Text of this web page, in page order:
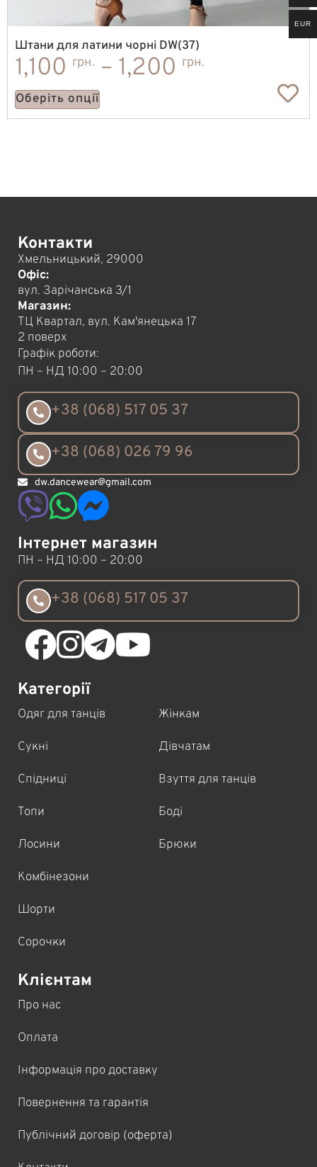
Штани для латини чорні DW(37)
1,100 грн. – 1,200 грн.
Оберіть опції
Контакти
Хмельницький, 29000
Офіс:
вул. Зарічанська 3/1
Магазин:
ТЦ Квартал, вул. Кам'янецька 17
2 поверх
Графік роботи:
ПН – НД 10:00 – 20:00
+38 (068) 517 05 37
+38 (068) 026 79 96
dw.dancewear@gmail.com
Інтернет магазин
ПН – НД 10:00 – 20:00
+38 (068) 517 05 37
Категорії
Одяг для танців
Сукні
Спідниці
Топи
Лосини
Комбінезони
Шорти
Сорочки
Жінкам
Дівчатам
Взуття для танців
Боді
Брюки
Клієнтам
Про нас
Оплата
Інформація про доставку
Повернення та гарантія
Публічний договір (оферта)
EUR